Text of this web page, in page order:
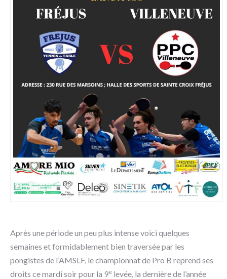
Après une période un peu plus intense voici quelques
semaines et formidablement bien traversée par les
pongistes de l’AMSLF, le championnat de Pro B reprend ses
droits ce mardi soir pour la 9e levée, la dernière de l’année